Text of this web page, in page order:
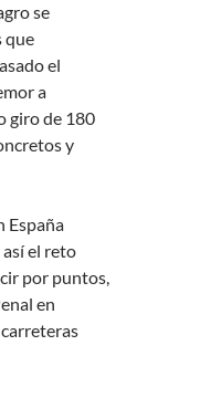
se
que
el
a
giro de 180
y
España
el reto
por puntos,
en